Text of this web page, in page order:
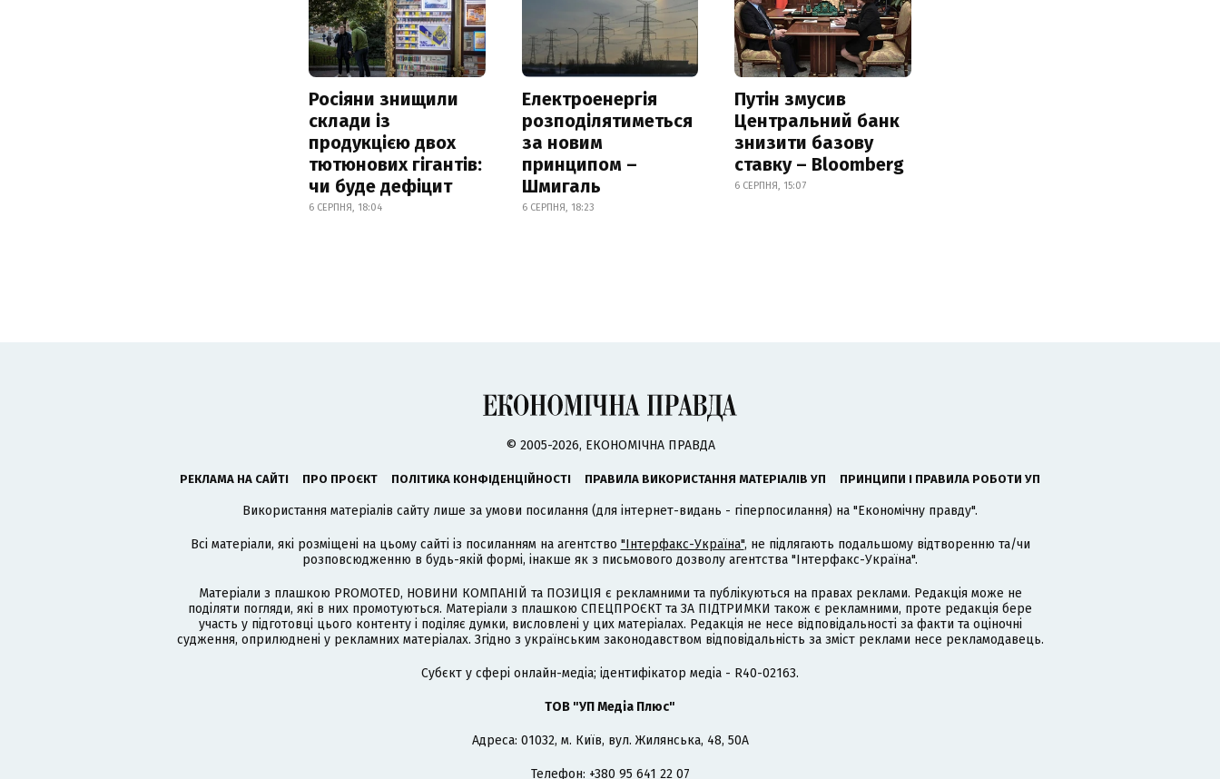
Росіяни знищили
склади із
продукцією двох
тютюнових гігантів:
чи буде дефіцит
6 СЕРПНЯ, 18:04
Електроенергія
розподілятиметься
за новим
принципом –
Шмигаль
6 СЕРПНЯ, 18:23
Путін змусив
Центральний банк
знизити базову
ставку – Bloomberg
6 СЕРПНЯ, 15:07
© 2005-2026, ЕКОНОМІЧНА ПРАВДА
РЕКЛАМА НА САЙТІ ПРО ПРОЄКТ ПОЛІТИКА КОНФІДЕНЦІЙНОСТІ ПРАВИЛА ВИКОРИСТАННЯ МАТЕРІАЛІВ УП ПРИНЦИПИ І ПРАВИЛА РОБОТИ УП
Використання матеріалів сайту лише за умови посилання (для інтернет-видань - гіперпосилання) на "Економічну правду".
Всі матеріали, які розміщені на цьому сайті із посиланням на агентство "Інтерфакс-Україна", не підлягають подальшому відтворенню та/чи
розповсюдженню в будь-якій формі, інакше як з письмового дозволу агентства "Інтерфакс-Україна".
Матеріали з плашкою PROMOTED, НОВИНИ КОМПАНІЙ та ПОЗИЦІЯ є рекламними та публікуються на правах реклами. Редакція може не
поділяти погляди, які в них промотуються. Матеріали з плашкою СПЕЦПРОЄКТ та ЗА ПІДТРИМКИ також є рекламними, проте редакція бере
участь у підготовці цього контенту і поділяє думки, висловлені у цих матеріалах. Редакція не несе відповідальності за факти та оціночні
судження, оприлюднені у рекламних матеріалах. Згідно з українським законодавством відповідальність за зміст реклами несе рекламодавець.
Cубєкт у сфері онлайн-медіа; ідентифікатор медіа - R40-02163.
ТОВ "УП Медіа Плюс"
Адреса: 01032, м. Київ, вул. Жилянська, 48, 50А
Телефон: +380 95 641 22 07